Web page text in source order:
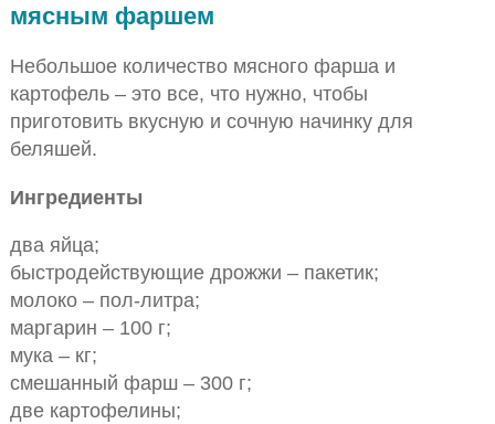
мясным фаршем
Небольшое количество мясного фарша и
картофель – это все, что нужно, чтобы
приготовить вкусную и сочную начинку для
беляшей.
Ингредиенты
два яйца;
быстродействующие дрожжи – пакетик;
молоко – пол-литра;
маргарин – 100 г;
мука – кг;
смешанный фарш – 300 г;
две картофелины;